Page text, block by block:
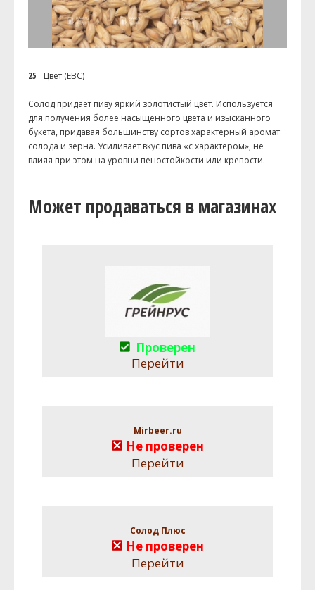
25 Цвет (EBC)
Солод придает пиву яркий золотистый цвет. Используется
для получения более насыщенного цвета и изысканного
букета, придавая большинству сортов характерный аромат
солода и зерна. Усиливает вкус пива «с характером», не
влияя при этом на уровни пеностойкости или крепости.
Может продаваться в магазинах
Проверен
Перейти
Mirbeer.ru
Не проверен
Перейти
Солод Плюс
Не проверен
Перейти